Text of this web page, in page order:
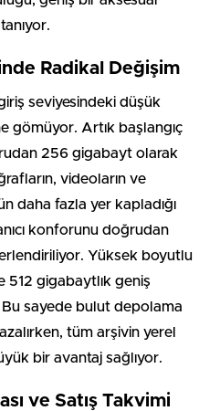
Radikal Değişim
seviyesindeki düşük
gömüyor. Artık başlangıç
256 gigabayt olarak
videoların ve
daha fazla yer kapladığı
konforunu doğrudan
Yüksek boyutlu
512 gigabaytlık geniş
sayede bulut depolama
tüm arşivin yerel
bir avantaj sağlıyor.
ve Satış Takvimi